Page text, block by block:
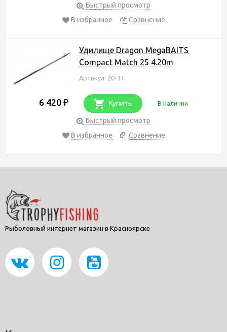
Быстрый просмотр
В избранное
Сравнение
Удилище Dragon MegaBAITS
Compact Match 25 4.20m
Артикул: 20-11
6 420 ₽ Купить В наличии
Быстрый просмотр
В избранное
Сравнение
Рыболовный интернет магазин в Красноярске